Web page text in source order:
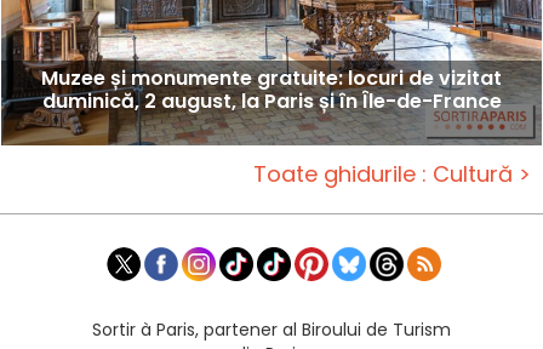
Muzee și monumente gratuite: locuri de vizitat
duminică, 2 august, la Paris și în Île-de-France
Toate ghidurile : Cultură >
Sortir à Paris, partener al Biroului de Turism